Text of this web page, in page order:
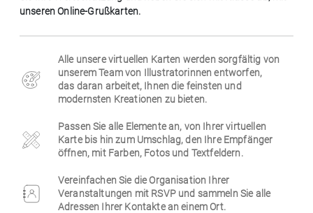
Firmen
unseren Online-Grußkarten.
Alle unsere virtuellen Karten werden sorgfältig von
unserem Team von Illustratorinnen entworfen,
das daran arbeitet, Ihnen die feinsten und
modernsten Kreationen zu bieten.
Passen Sie alle Elemente an, von Ihrer virtuellen
Karte bis hin zum Umschlag, den Ihre Empfänger
öffnen, mit Farben, Fotos und Textfeldern.
Vereinfachen Sie die Organisation Ihrer
Veranstaltungen mit RSVP und sammeln Sie alle
Adressen Ihrer Kontakte an einem Ort.